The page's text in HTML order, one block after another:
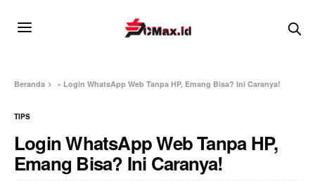
Beranda » Login WhatsApp Web Tanpa HP, Emang Bisa? Ini Caranya!
TIPS
Login WhatsApp Web Tanpa HP,
Emang Bisa? Ini Caranya!